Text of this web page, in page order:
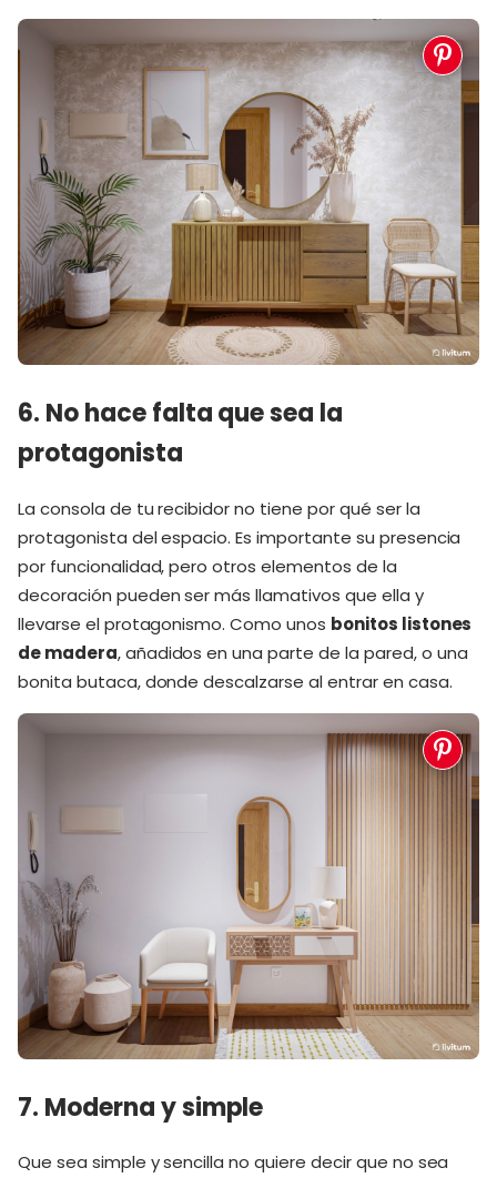
6. No hace falta que sea la
protagonista
La consola de tu recibidor no tiene por qué ser la
protagonista del espacio. Es importante su presencia
por funcionalidad, pero otros elementos de la
decoración pueden ser más llamativos que ella y
llevarse el protagonismo. Como unos bonitos listones
de madera, añadidos en una parte de la pared, o una
bonita butaca, donde descalzarse al entrar en casa.
7. Moderna y simple
Que sea simple y sencilla no quiere decir que no sea